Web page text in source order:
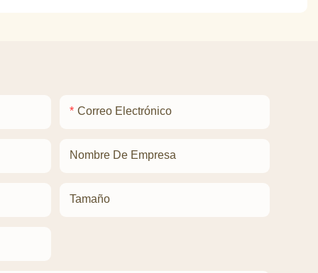
Correo Electrónico
Nombre De Empresa
Tamaño